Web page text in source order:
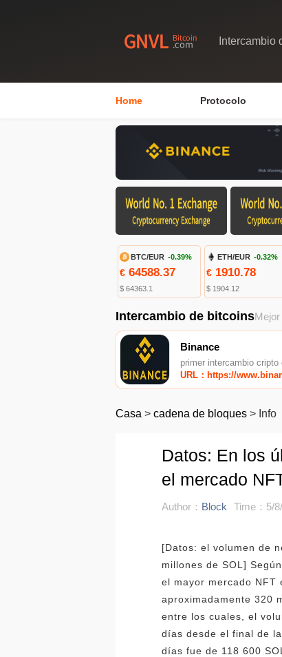
Intercambio
Home Protocolo
BTC/EUR -0.39%
€ 64588.37
$ 64363.1
ETH/EUR -0.32%
€1910.78
$ 1904.12
Intercambio de bitcoins
Binance
primer intercambio cripto
URL：https://
Casa > cadena de bloques > Info
Datos: En los
el mercado
Author： Block Time：5/
[Datos: el volumen de
millones de SOL]
el mayor mercado NFT
aproximadamente 320
entre los cuales, el
días desde el final de
días fue de 118 600